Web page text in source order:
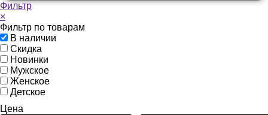
Фильтр
×
Фильтр по товарам
В наличии
Скидка
Новинки
Мужское
Женское
Детское
Цена